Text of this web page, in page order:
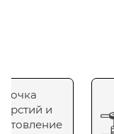
и